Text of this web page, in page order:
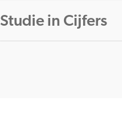
Studie in Cijfers